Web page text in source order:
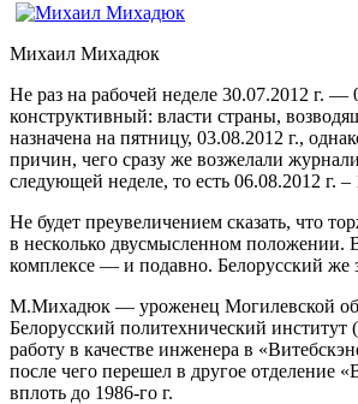
Михаил Михадюк
Не раз на рабочей неделе 30.07.2012 г.
конструктивный: власти страны,
назначена на пятницу, 03.08.2012 г.,
причин, чего сразу же возжелали
следующей неделе, то есть 06.08.2012 г. –
Не будет преувеличением сказать, что
в несколько двусмысленном
комплексе — и подавно. Белорусский
М.Михадюк — уроженец Могилевской
Белорусский политехнический
работу в качестве инженера в
после чего перешел в другое отделение
вплоть до 1986-го г.